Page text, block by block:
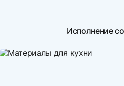
Исполнение